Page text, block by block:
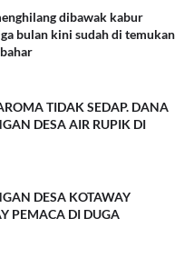
dibawak kabur
bulan kini sudah di temukan
TIDAK SEDAP. DANA
DESA AIR RUPIK DI
DESA KOTAWAY
PEMACA DI DUGA